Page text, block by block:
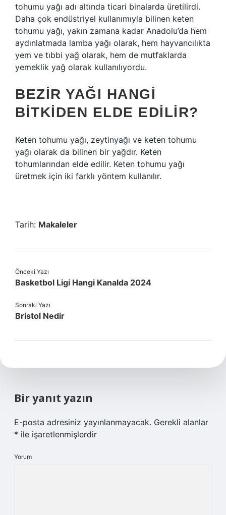
tohumu yağı adı altında ticari binalarda üretilirdi.
Daha çok endüstriyel kullanımıyla bilinen keten
tohumu yağı, yakın zamana kadar Anadolu’da hem
aydınlatmada lamba yağı olarak, hem hayvancılıkta
yem ve tıbbi yağ olarak, hem de mutfaklarda
yemeklik yağ olarak kullanılıyordu.
BEZIR YAĞI HANGI
BITKIDEN ELDE EDILIR?
Keten tohumu yağı, zeytinyağı ve keten tohumu
yağı olarak da bilinen bir yağdır. Keten
tohumlarından elde edilir. Keten tohumu yağı
üretmek için iki farklı yöntem kullanılır.
Tarih: Makaleler
Önceki Yazı
Basketbol Ligi Hangi Kanalda 2024
Sonraki Yazı
Bristol Nedir
Bir yanıt yazın
E-posta adresiniz yayınlanmayacak. Gerekli alanlar
* ile işaretlenmişlerdir
Yorum